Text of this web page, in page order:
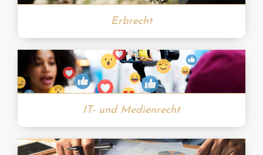
Erbrecht
IT- und Medienrecht